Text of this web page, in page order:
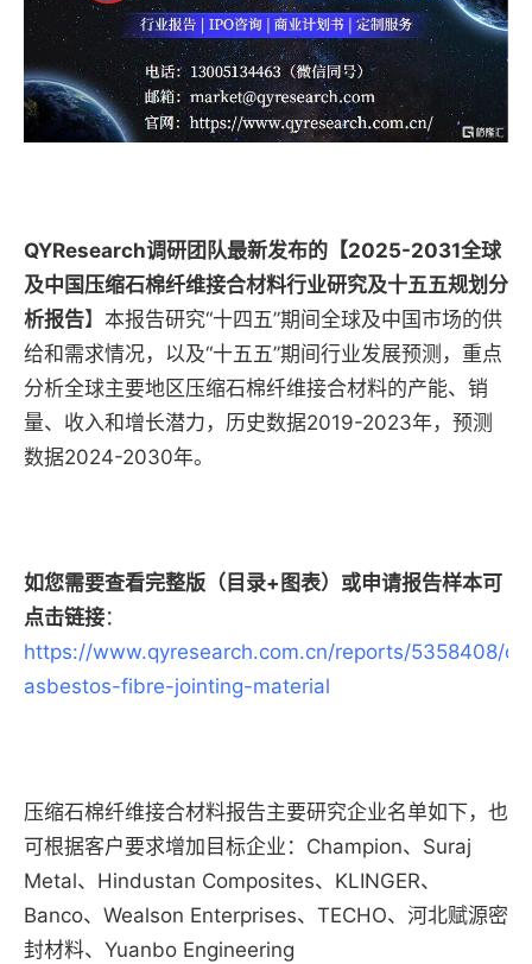
QYResearch调研团队最新发布的【2025-2031全球
及中国压缩石棉纤维接合材料行业研究及十五五规划分
析报告】本报告研究“十四五”期间全球及中国市场的供
给和需求情况，以及“十五五”期间行业发展预测，重点
分析全球主要地区压缩石棉纤维接合材料的产能、销
量、收入和增长潜力，历史数据2019-2023年，预测
数据2024-2030年。
如您需要查看完整版（目录+图表）或申请报告样本可
点击链接：
https://www.qyresearch.com.cn/reports/5358408/
asbestos-fibre-jointing-material
压缩石棉纤维接合材料报告主要研究企业名单如下，也
可根据客户要求增加目标企业：Champion、Suraj
Metal、Hindustan Composites、KLINGER、
Banco、Wealson Enterprises、TECHO、河北赋源密
封材料、Yuanbo Engineering